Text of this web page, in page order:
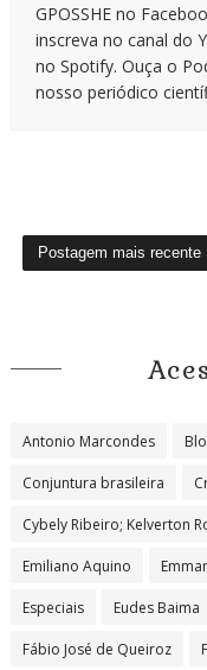
GPOSSHE no
inscreva no canal do
no Spotify. Ouça o
nosso periódico
Postagem mais recente
Antonio Marcondes
Conjuntura brasileira
Cybely Ribeiro; Kelverton
Emiliano Aquino
Especiais Eudes Baima
Fábio José de Queiroz